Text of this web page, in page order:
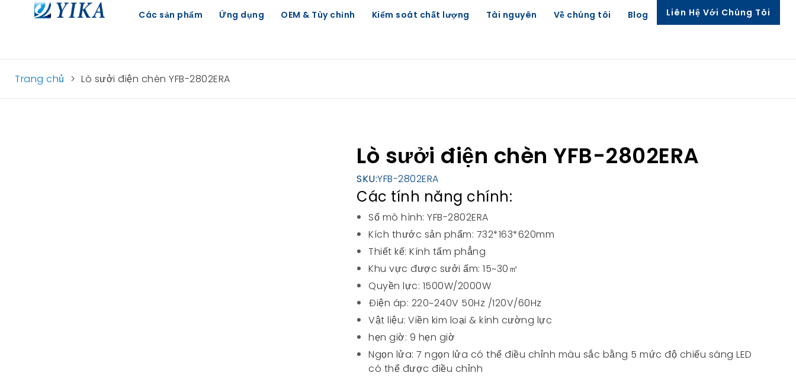
Các sản phẩm Ứng dụng OEM & Tùy chỉnh Kiểm soát chất lượng Tài nguyên Về chúng tôi Blog Liên Hệ Với Chúng Tôi
Trang chủ > Lò sưởi điện chèn YFB-2802ERA
Lò sưởi điện chèn YFB-2802ERA
SKU:YFB-2802ERA
Các tính năng chính:
Số mô hình: YFB-2802ERA
Kích thước sản phẩm: 732*163*620mm
Thiết kế: Kính tấm phẳng
Khu vực được sưởi ấm: 15~30㎡
Quyền lực: 1500W/2000W
Điện áp: 220~240V 50Hz /120V/60Hz
Vật liệu: Viền kim loại & kính cường lực
hẹn giờ: 9 hẹn giờ
Ngọn lửa: 7 ngọn lửa có thể điều chỉnh màu sắc bằng 5 mức độ chiếu sáng LED
có thể được điều chỉnh